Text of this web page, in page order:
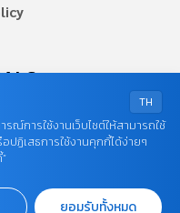
TH
รณ์การใช้งานเว็บไซต์ให้สามารถใช้
ฏิเสธการใช้งานคุกกี้ได้ง่ายๆ
ยอมรับทั้งหมด